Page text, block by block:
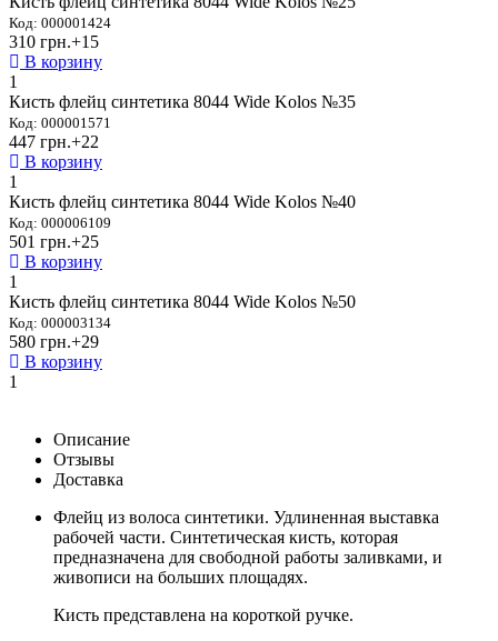
Код: 000001424
310 грн.+15
В корзину
1
Кисть флейц синтетика 8044 Wide Kolos №35
Код: 000001571
447 грн.+22
В корзину
1
Кисть флейц синтетика 8044 Wide Kolos №40
Код: 000006109
501 грн.+25
В корзину
1
Кисть флейц синтетика 8044 Wide Kolos №50
Код: 000003134
580 грн.+29
В корзину
1
Описание
Отзывы
Доставка
Флейц из волоса синтетики. Удлиненная выставка
рабочей части. Синтетическая кисть, которая
предназначена для свободной работы заливками, и
живописи на больших площадях.
Кисть представлена на короткой ручке.